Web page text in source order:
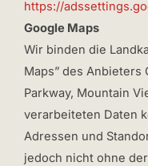
https://
Google Maps
Wir binden die
Maps” des Anbieters
Parkway, Mountain
verarbeiteten Daten
Adressen und
jedoch nicht ohne